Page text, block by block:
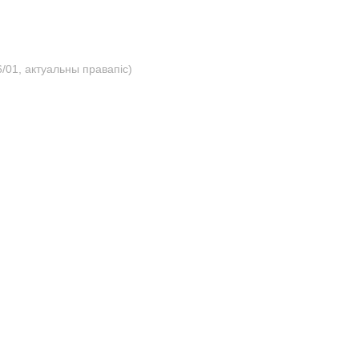
актуальны правапіс)